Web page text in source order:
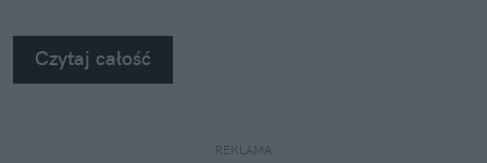
Czytaj całość
REKLAMA